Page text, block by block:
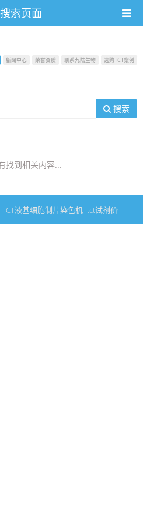
索页面
新闻中心 荣誉资质 联系九陆生物 选购TCT案例
搜索
找到相关内容...
液基细胞制片染色机|tct试剂价